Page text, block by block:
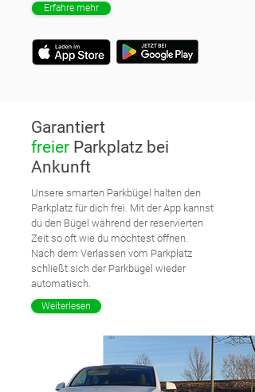
Erfahre mehr
Garantiert
freier Parkplatz bei
Ankunft
Unsere smarten Parkbügel halten den
Parkplatz für dich frei. Mit der App kannst
du den Bügel während der reservierten
Zeit so oft wie du möchtest öffnen.
Nach dem Verlassen vom Parkplatz
schließt sich der Parkbügel wieder
automatisch.
Weiterlesen